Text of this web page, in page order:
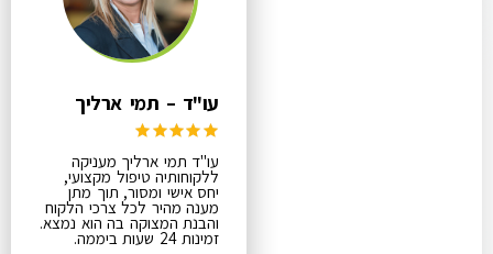
עו"ד – תמי ארליך
עו"ד תמי ארליך מעניקה
ללקוחותיה טיפול מקצועי,
יחס אישי ומסור, תוך מתן
מענה מהיר לכל צרכי הלקוח
והבנת המצוקה בה הוא נמצא.
זמינות 24 שעות ביממה.